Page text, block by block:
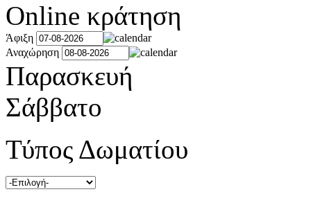
Online κράτηση
Άφιξη
Αναχώρηση
Παρασκευή
Σάββατο
Τύπος Δωματίου